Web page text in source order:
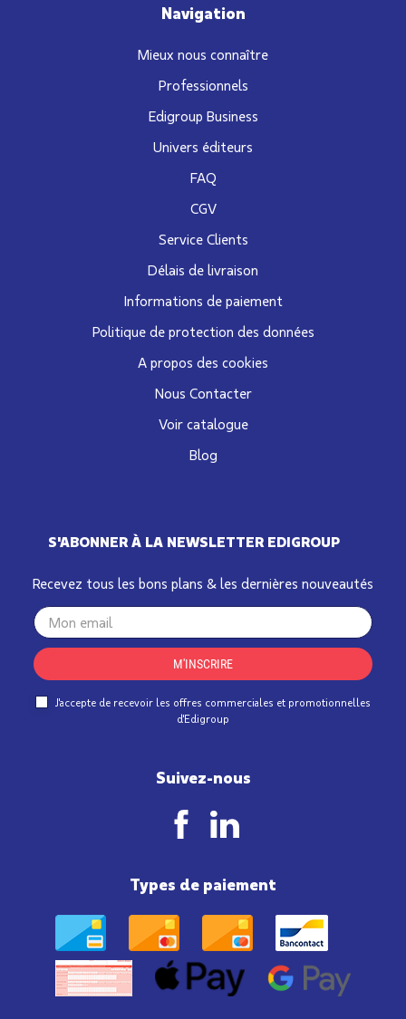
S'ABONNER À LA NEWSLETTER EDIGROUP
Recevez tous les bons plans & les dernières nouveautés
Your
email
M'INSCRIRE
J'accepte de recevoir les offres commerciales et promotionnelles
d'Edigroup
Navigation
Mieux nous connaître
Professionnels
Edigroup Business
Univers éditeurs
FAQ
CGV
Service Clients
Délais de livraison
Informations de paiement
Politique de protection des données
A propos des cookies
Nous Contacter
Voir catalogue
Blog
Suivez-nous
Types de paiement